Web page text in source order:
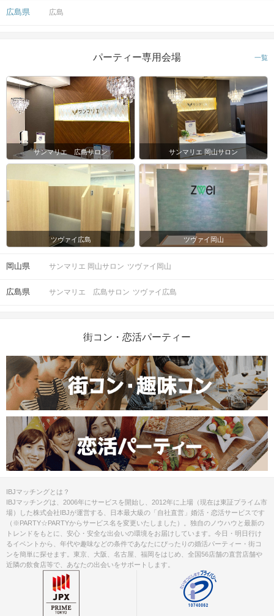
広島県 広島
パーティー専用会場 一覧
サンマリエ 広島サロン サンマリエ 岡山サロン
ツヴァイ広島 ツヴァイ岡山
岡山県 サンマリエ 岡山サロン ツヴァイ岡山
広島県 サンマリエ 広島サロン ツヴァイ広島
街コン・恋活パーティー
IBJマッチングとは？
IBJマッチングは、2006年にサービスを開始し、2012年に上場（現在は東証プライム市
場）した株式会社IBJが運営する、日本最大級の「自社直営」婚活・恋活サービスです
（※PARTY☆PARTYからサービス名を変更いたしました）。独自のノウハウと最新の
トレンドをもとに、安心・安全な出会いの環境をお届けしています。今日・明日行け
るイベントから、年代や趣味などの条件であなたにぴったりの婚活パーティー・街コ
ンを簡単に探せます。東京、大阪、名古屋、福岡をはじめ、全国56店舗の直営店舗や
近隣の飲食店等で、あなたの出会いをサポートします。